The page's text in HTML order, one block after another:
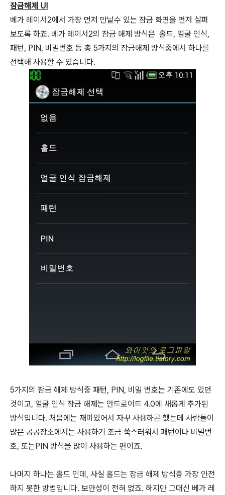
잠금해제 UI
베가 레이서2에서 가장 먼저 만날수 있는 잠금 화면을 먼저 살펴
보도록 하죠. 베가 레이서2의 잠금 해제 방식은 홀드, 얼굴 인식,
패턴, PIN, 비밀번호 등 총 5가지의 잠금해제 방식중에서 하나를
선택해 사용할 수 있습니다.
5가지의 잠금 해제 방식중 패턴, PIN, 비밀 번호는 기존에도 있던
것이고, 얼굴 인식 잠금 해제는 안드로이드 4.0에 새롭게 추가된
방식입니다. 처음에는 재미있어서 자꾸 사용하곤 했는데 사람들이
많은 공공장소에서는 사용하기 조금 쑥스러워서 패턴이나 비밀번
호, 또는PIN 방식을 많이 사용하는 편이죠.
나머지 하나는 홀드 인데, 사실 홀드는 잠금 해제 방식중 가장 안전
하지 못한 방법입니다. 보안성이 전혀 없죠. 하지만 그대신 베가 레